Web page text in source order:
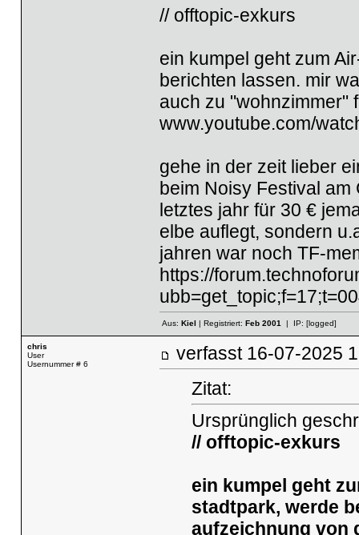
// offtopic-exkurs
ein kumpel geht zum
berichten lassen. mir
auch zu
www.youtube.com/
gehe in der zeit lieber
beim Noisy Festival
letztes jahr für 30 €
elbe auflegt, sondern
jahren war noch TF-
https://
Aus: Kiel | Registriert: Feb 2001| IP: [logged]
chris
User
Usernummer # 6
verfasst 16-07-
Zitat:
Ursprünglich
// offtopic-exkurs
ein kumpel geht
stadtpark, werde
aufzeichnung von